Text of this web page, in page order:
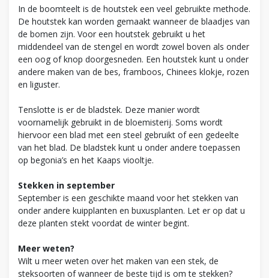
In de boomteelt is de houtstek een veel gebruikte methode.
De houtstek kan worden gemaakt wanneer de blaadjes van
de bomen zijn. Voor een houtstek gebruikt u het
middendeel van de stengel en wordt zowel boven als onder
een oog of knop doorgesneden. Een houtstek kunt u onder
andere maken van de bes, framboos, Chinees klokje, rozen
en liguster.
Tenslotte is er de bladstek. Deze manier wordt
voornamelijk gebruikt in de bloemisterij. Soms wordt
hiervoor een blad met een steel gebruikt of een gedeelte
van het blad. De bladstek kunt u onder andere toepassen
op begonia’s en het Kaaps viooltje.
Stekken in september
September is een geschikte maand voor het stekken van
onder andere kuipplanten en buxusplanten. Let er op dat u
deze planten stekt voordat de winter begint.
Meer weten?
Wilt u meer weten over het maken van een stek, de
steksoorten of wanneer de beste tijd is om te stekken?